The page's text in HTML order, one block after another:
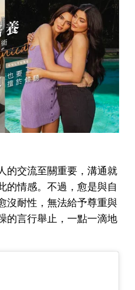
的交流至關重要，溝通就
的情感。不過，愈是與自
沒耐性，無法給予尊重與
的言行舉止，一點一滴地